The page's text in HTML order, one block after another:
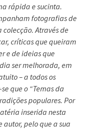
rápida e sucinta.
fotografias de
Através de
críticas que queiram
e de ideias que
ser melhorada, em
– a todos os
que o “Temas da
populares. Por
inserida nesta
pelo que a sua